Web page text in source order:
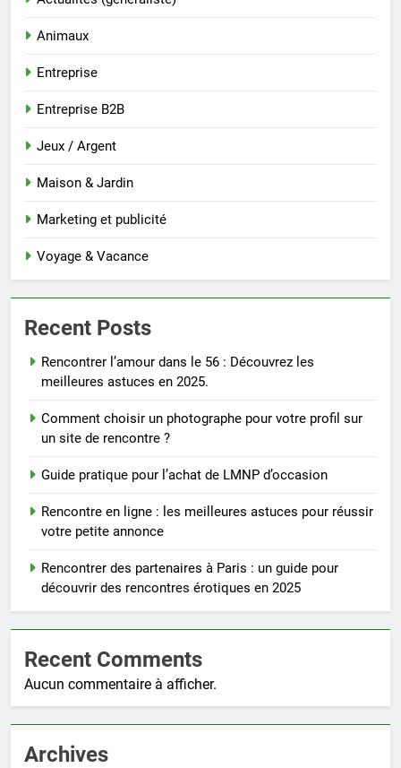
Animaux
Entreprise
Entreprise B2B
Jeux / Argent
Maison & Jardin
Marketing et publicité
Voyage & Vacance
Recent Posts
Rencontrer l’amour dans le 56 : Découvrez les
meilleures astuces en 2025.
Comment choisir un photographe pour votre profil sur
un site de rencontre ?
Guide pratique pour l’achat de LMNP d’occasion
Rencontre en ligne : les meilleures astuces pour réussir
votre petite annonce
Rencontrer des partenaires à Paris : un guide pour
découvrir des rencontres érotiques en 2025
Recent Comments
Aucun commentaire à afficher.
Archives